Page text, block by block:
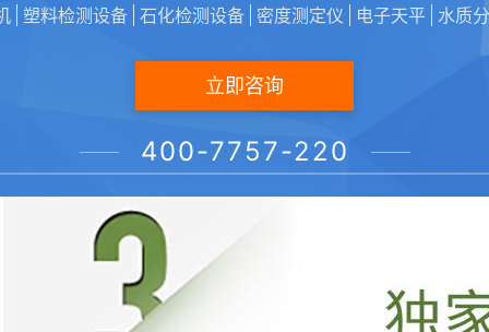
塑料检测设备 石化检测设备 密度测定仪 电子天平 水质
立即咨询
400-7757-220